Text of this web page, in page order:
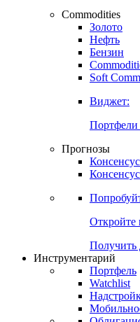
Commodities
Золото
Нефть
Бензин
Soft
Виджет:
Портфели
Прогнозы
Откройте
Получить
Инструментарий
Портфель
Watchlist